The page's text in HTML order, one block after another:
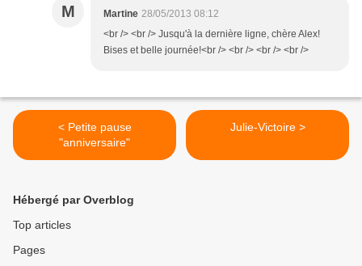
M Martine 28/05/2013 08:12
<br /> <br /> Jusqu'à la dernière ligne, chère Alex!
Bises et belle journée!<br /> <br /> <br /> <br />
< Petite pause
"anniversaire"
Julie-Victoire >
Hébergé par Overblog
Top articles
Pages